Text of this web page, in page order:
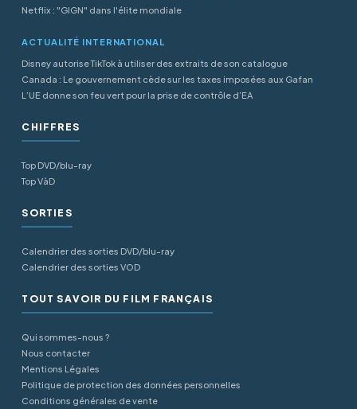
Netflix : "GIGN" dans l'élite mondiale
ACTUALITÉ INTERNATIONAL
Disney autorise TikTok à utiliser des extraits de son catalogue
Canada : Le gouvernement cède sur les taxes imposées aux Gafan
L’UE donne son feu vert pour la prise de contrôle d’EA
CHIFFRES
Top DVD/blu-ray
Top VàD
SORTIES
Calendrier des sorties DVD/blu-ray
Calendrier des sorties VOD
TOUT SAVOIR DU FILM FRANÇAIS
Qui sommes-nous ?
Nous contacter
Mentions Légales
Politique de protection des données personnelles
Conditions générales de vente